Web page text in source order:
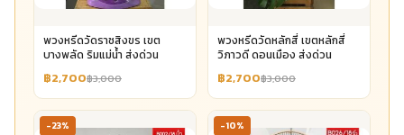
พวงหรีดวัดราชสิงขร เขต
บางพลัด ริมแม่น้ำ ส่งด่วน
฿2,700฿3,000
พวงหรีดวัดหลักสี่ เขตหลักสี่
วิภาวดี ดอนเมือง ส่งด่วน
฿2,700฿3,000
-23% -10%